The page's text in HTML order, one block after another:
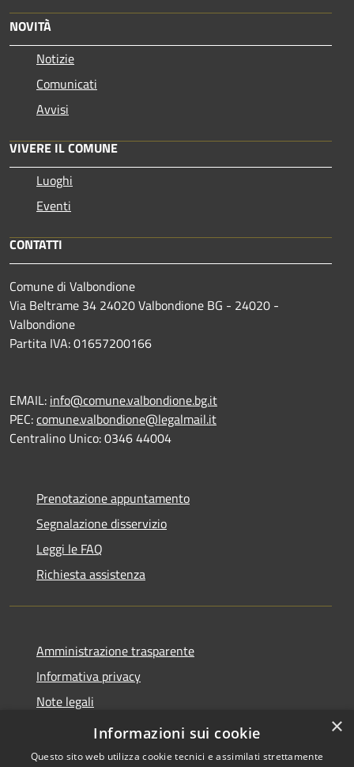
NOVITÀ
Notizie
Comunicati
Avvisi
VIVERE IL COMUNE
Luoghi
Eventi
CONTATTI
Comune di Valbondione
Via Beltrame 34 24020 Valbondione BG - 24020 -
Valbondione
Partita IVA: 01657200166
EMAIL: info@comune.valbondione.bg.it
PEC:comune.valbondione@legalmail.it
Centralino Unico: 0346 44004
Prenotazione appuntamento
Segnalazione disservizio
Leggi le FAQ
Richiesta assistenza
Amministrazione trasparente
Informativa privacy
Note legali
Dichiarazione di accessibilità
×
Informazioni sui cookie
Questo sito web utilizza cookie tecnici e assimilati strettamente